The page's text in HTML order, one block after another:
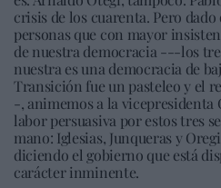
crisis de los cuarenta. Pero dado
personas que con mayor
de nuestra democracia ---los
nuestra es una democracia de
Transición fue un pasteleo y el
-, animemos a la vicepresidenta
labor persuasiva por estos tres
mano: Iglesias, Junqueras y
diciendo el gobierno que está
carácter inminente.